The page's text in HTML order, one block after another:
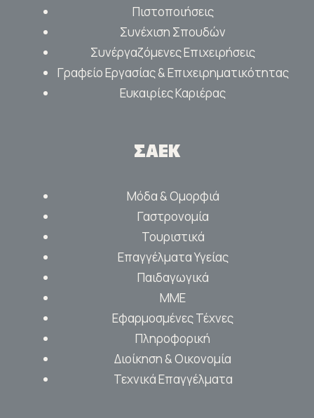
Πιστοποιήσεις
Συνέχιση Σπουδών
Συνέργαζόμενες Επιχειρήσεις
Γραφείο Εργασίας & Επιχειρηματικότητας
Ευκαιρίες Καριέρας
ΣΑΕΚ
Μόδα & Ομορφιά
Γαστρονομία
Τουριστικά
Επαγγέλματα Υγείας
Παιδαγωγικά
ΜΜΕ
Εφαρμοσμένες Τέχνες
Πληροφορική
Διοίκηση & Οικονομία
Τεχνικά Επαγγέλματα